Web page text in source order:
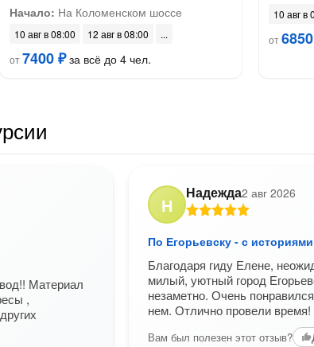
Начало: На Коломенском шоссе
10 авг в 08:00
12 авг в 08:00
от7400 ₽за всё до 4 чел.
10 авг в
от
Материал
,
Н
Надежда2 авг 2026
По Егорьевску - с
Благодаря гиду Елене,
милый, уютный город
незаметно. Очень
нем. Отлично провели время!
Вам был полезен этот отзыв?